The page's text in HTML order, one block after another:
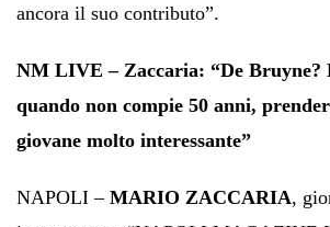
ancora il suo contributo”.
NM LIVE – Zaccaria: “De Bruyne?
quando non compie 50 anni,
giovane molto interessante”
NAPOLI – MARIO ZACCARIA,